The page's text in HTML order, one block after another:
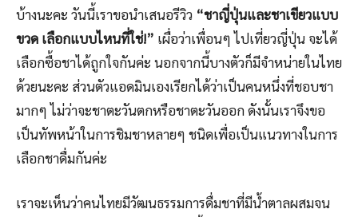
บ้างนะคะ วันนี้เราขอนำเสนอรีวิว “ชาญี่ปุ่นและชาเขียวแบบ
ขวด เลือกแบบไหนที่ใช่!” เผื่อว่าเพื่อนๆ ไปเที่ยวญี่ปุ่น จะได้
เลือกซื้อชาได้ถูกใจกันค่ะ นอกจากนี้บางตัวก็มีจำหน่ายในไทย
ด้วยนะคะ ส่วนตัวแอดมินเองเรียกได้ว่าเป็นคนหนึ่งที่ชอบชา
มากๆ ไม่ว่าจะชาตะวันตกหรือชาตะวันออก ดังนั้นเราจึงขอ
เป็นทัพหน้าในการชิมชาหลายๆ ชนิดเพื่อเป็นแนวทางในการ
เลือกชาดื่มกันค่ะ
เราจะเห็นว่าคนไทยมีวัฒนธรรมการดื่มชาที่มีน้ำตาลผสมจน